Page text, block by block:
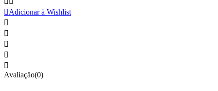
Adicionar à Wishlist





Avaliação(0)